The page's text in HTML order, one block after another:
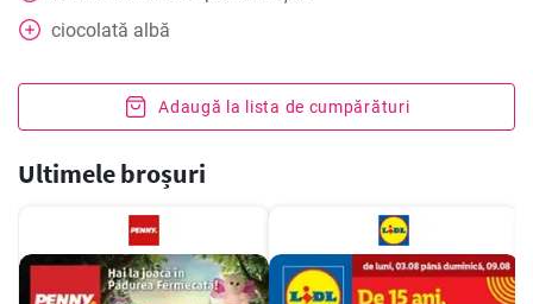
ciocolată albă
Adaugă la lista de cumpărături
Ultimele broșuri